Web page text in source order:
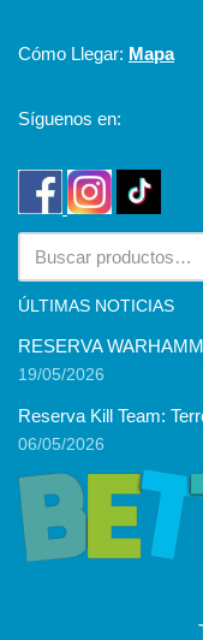
Cómo Llegar: Mapa
Síguenos en:
ÚLTIMAS NOTICIAS
RESERVA
19/05/2026
Reserva Kill Team:
06/05/2026